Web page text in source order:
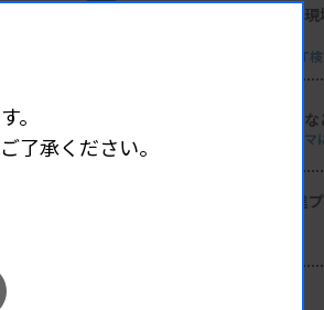
日臨技リエゾンが
8月8・9両日にはDVT
導入経費や高齢化
全医共、検査DXテーマ
2026年度学術推進
。
了承ください。